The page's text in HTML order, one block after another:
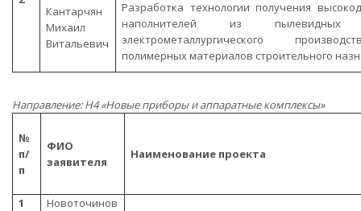
Кантарчян
Михаил
Витальевич
Разработка технологии получения
наполнителей из пылевидных
электрометаллургического
полимерных материалов строительного
Направление: Н4 «Новые приборы и аппаратные комплексы»
№
п/
п
ФИО
заявителя
Наименование проекта
1 Новоточинов